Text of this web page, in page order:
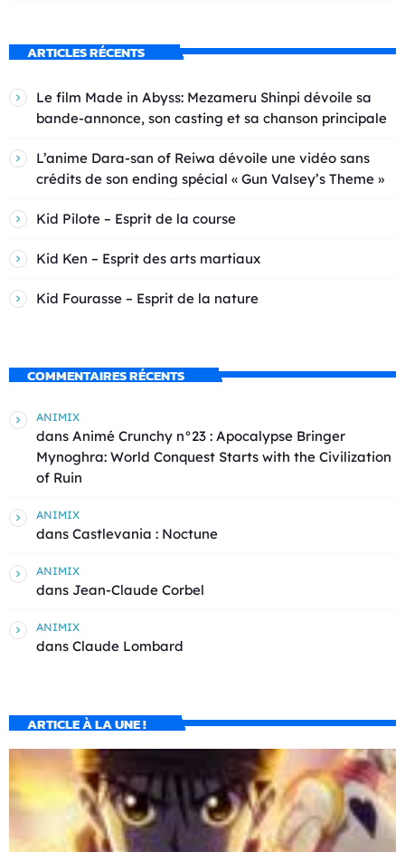
ARTICLES RÉCENTS
Le film Made in Abyss: Mezameru Shinpi dévoile sa
bande-annonce, son casting et sa chanson principale
L’anime Dara-san of Reiwa dévoile une vidéo sans
crédits de son ending spécial « Gun Valsey’s Theme »
Kid Pilote – Esprit de la course
Kid Ken – Esprit des arts martiaux
Kid Fourasse – Esprit de la nature
COMMENTAIRES RÉCENTS
ANIMIX
dans Animé Crunchy n°23 : Apocalypse Bringer
Mynoghra: World Conquest Starts with the Civilization
of Ruin
ANIMIX
dans Castlevania : Noctune
ANIMIX
dans Jean-Claude Corbel
ANIMIX
dans Claude Lombard
ARTICLE À LA UNE !